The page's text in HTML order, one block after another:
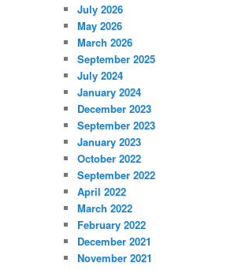
July 2026
May 2026
March 2026
September 2025
July 2024
January 2024
December 2023
September 2023
January 2023
October 2022
September 2022
April 2022
March 2022
February 2022
December 2021
November 2021